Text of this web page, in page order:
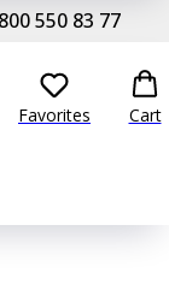
550 83 77
Favorites Cart